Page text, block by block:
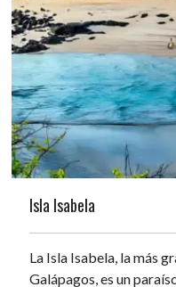
Isla Isabela
La Isla Isabela, la más
Galápagos, es un